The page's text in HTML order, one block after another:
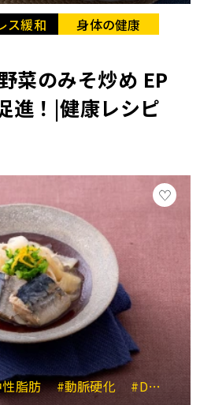
ス緩和
身体の健康
菜のみそ炒め EP
進！|健康レシピ
性脂肪 #動脈硬化 #DHA